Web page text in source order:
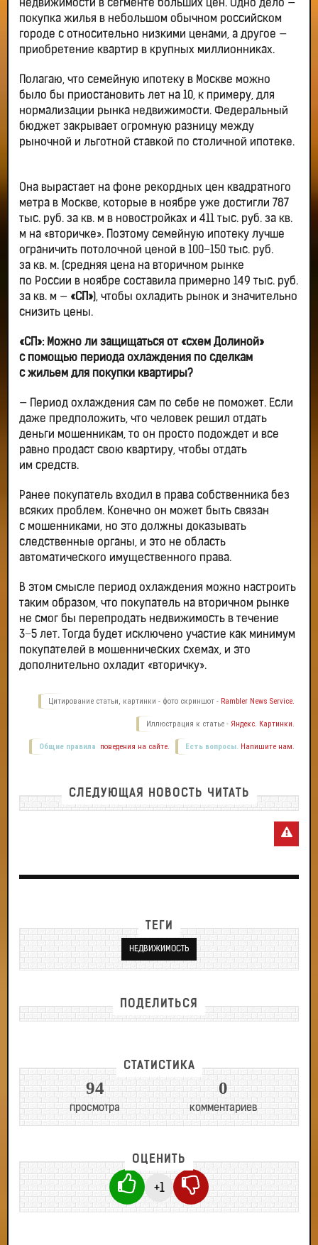
недвижимости в сегменте больших цен. Одно дело —
покупка жилья в небольшом обычном российском
городе с относительно низкими ценами, а другое —
приобретение квартир в крупных миллионниках.
Полагаю, что семейную ипотеку в Москве можно
было бы приостановить лет на 10, к примеру, для
нормализации рынка недвижимости. Федеральный
бюджет закрывает огромную разницу между
рыночной и льготной ставкой по столичной ипотеке.
Она вырастает на фоне рекордных цен квадратного
метра в Москве, которые в ноябре уже достигли 787
тыс. руб. за кв. м в новостройках и 411 тыс. руб. за кв.
м на «вторичке». Поэтому семейную ипотеку лучше
ограничить потолочной ценой в 100−150 тыс. руб.
за кв. м. (средняя цена на вторичном рынке
по России в ноябре составила примерно 149 тыс. руб.
за кв. м — «СП»), чтобы охладить рынок и значительно
снизить цены.
«СП»: Можно ли защищаться от «схем Долиной»
с помощью периода охлаждения по сделкам
с жильем для покупки квартиры?
— Период охлаждения сам по себе не поможет. Если
даже предположить, что человек решил отдать
деньги мошенникам, то он просто подождет и все
равно продаст свою квартиру, чтобы отдать
им средств.
Ранее покупатель входил в права собственника без
всяких проблем. Конечно он может быть связан
с мошенниками, но это должны доказывать
следственные органы, и это не область
автоматического имущественного права.
В этом смысле период охлаждения можно настроить
таким образом, что покупатель на вторичном рынке
не смог бы перепродать недвижимость в течение
3−5 лет. Тогда будет исключено участие как минимум
покупателей в мошеннических схемах, и это
дополнительно охладит «вторичку».
Цитирование статьи, картинки - фото скриншот - Rambler News Service.
Иллюстрация к статье - Яндекс. Картинки.
Есть вопросы. Напишите нам.
Общие правила поведения на сайте.
СЛЕДУЮЩАЯ НОВОСТЬ ЧИТАТЬ
ТЕГИ
НЕДВИЖИМОСТЬ
ПОДЕЛИТЬСЯ
СТАТИСТИКА
94
просмотра
0
комментариев
ОЦЕНИТЬ
+1